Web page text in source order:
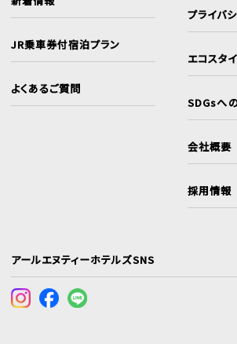
JR乗車券付宿泊プラン
よくあるご質問
プライバ
エコスタ
SDGsへ
会社概要
採用情報
アールエヌティーホテルズSNS